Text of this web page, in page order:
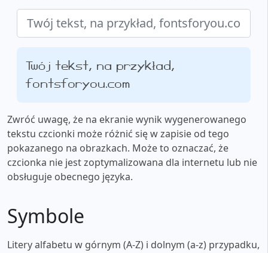
Twój tekst, na przykład,
fontsforyou.com
Zwróć uwagę, że na ekranie wynik wygenerowanego
tekstu czcionki może różnić się w zapisie od tego
pokazanego na obrazkach. Może to oznaczać, że
czcionka nie jest zoptymalizowana dla internetu lub nie
obsługuje obecnego języka.
Symbole
Litery alfabetu w górnym (A-Z) i dolnym (a-z) przypadku,